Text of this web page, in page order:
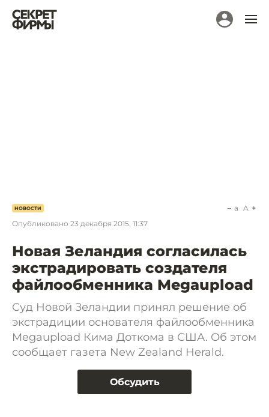
НОВОСТИ
Опубликовано 23 декабря 2015, 11:37
a A
Новая Зеландия согласилась
экстрадировать создателя
файлообменника Megaupload
Суд Новой Зеландии принял решение об
экстрадиции основателя файлообменника
Megaupload Кима Доткома в США. Об этом
сообщает газета New Zealand Herald.
Обсудить